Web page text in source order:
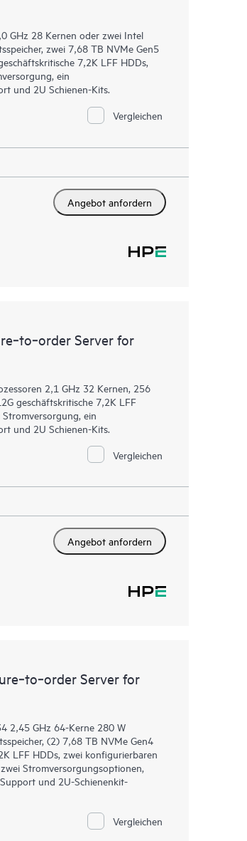
GHz 28 Kernen oder zwei Intel
zwei 7,68 TB NVMe Gen5
7,2K LFF HDDs,
ein
und 2U Schienen-Kits.
Vergleichen
Angebot anfordern
Server for
2,1 GHz 32 Kernen, 256
geschäftskritische 7,2K LFF
ein
und 2U Schienen-Kits.
Vergleichen
Angebot anfordern
Server for
2,45 GHz 64-Kerne 280 W
(2) 7,68 TB NVMe Gen4
LFF HDDs, zwei konfigurierbaren
Stromversorgungsoptionen,
und 2U-Schienenkit-
Vergleichen